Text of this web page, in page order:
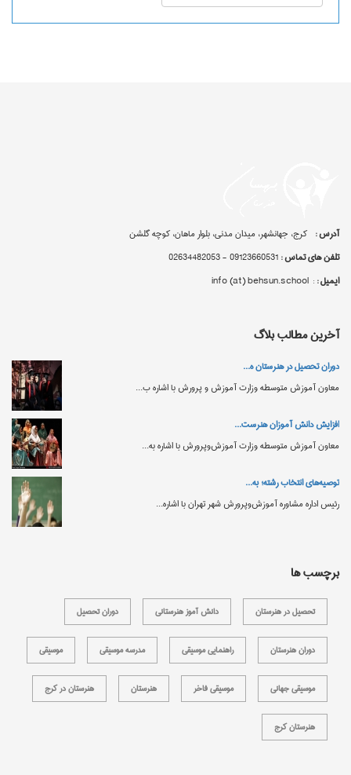
آدرس : کرج، جهانشهر، میدان مدنی، بلوار ماهان، کوچه گلشن
تلفن های تماس :09123660531 - 02634482053
ایمیل :: info (at) behsun.school
آخرین مطالب بلاگ
دوران تحصیل در
معاون آموزش
افزایش دانش‌
معاون آموزش
توصیه‌های انتخاب
رئیس اداره مشاوره
این عنوان برمی‌خیزد این است که آ...
‌ها...
کاردانش وزارت آموزش و پرورش...
برچسب ها
تحصیل در هنرستان دانش آموز هنرستانی دوران تحصیل
دوران هنرستان راهنمایی موسیقی مدرسه موسیقی موسیقی
موسیقی جهانی موسیقی فاخر هنرستان هنرستان در کرج
هنرستان کرج